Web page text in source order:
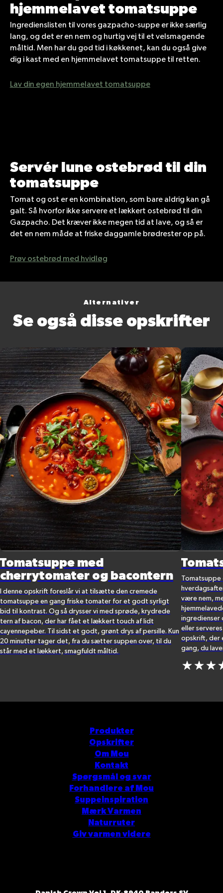
hjemmelavet tomatsuppe
Ingredienslisten til vores gazpacho-suppe er ikke særlig
lang, og det er en nem og hurtig vej til et velsmagende
måltid. Men har du god tid i køkkenet, kan du også give
dig i kast med en hjemmelavet tomatsuppe til retten.
Lav din egen hjemmelavet tomatsuppe
Servér lune ostebrød til din
tomatsuppe
Tomat og ost er en kombination, som bare aldrig kan gå
galt. Så hvorfor ikke servere et lækkert ostebrød til din
Gazpacho. Det kræver ikke megen tid at lave, og så er
det en nem måde at friske daggamle brødrester op på.
Prøv ostebrød med hvidløg
Alternativer
Se også disse opskrifter
Tomatsuppe med
cherrytomater og bacontern
I denne opskrift foreslår vi at tilsætte den cremede
tomatsuppe en gang friske tomater for et godt syrligt
bid til kontrast. Og så drysser vi med sprøde, krydrede
tern af bacon, der har fået et lækkert touch af lidt
cayennepeber. Til sidst et godt, grønt drys af persille. Kun
20 minutter tager det, fra du sætter suppen over, til du
står med et lækkert, smagfuldt måltid.
Tomatsuppe
være nem,
ingredienser
eller
opskrift, der
gang, du
Produkter
Opskrifter
Om Mou
Kontakt
Spørgsmål og svar
Forhandlere af Mou
Suppeinspiration
Mærk Varmen
Naturruter
Giv varmen videre